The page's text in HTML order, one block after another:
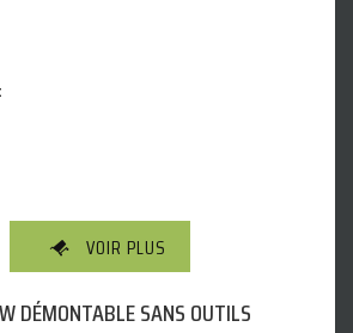
VOIR PLUS
DÉMONTABLE SANS OUTILS